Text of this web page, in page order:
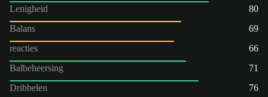
Lenigheid
80
Balans
69
reacties
66
Balbeheersing
71
Dribbelen
76